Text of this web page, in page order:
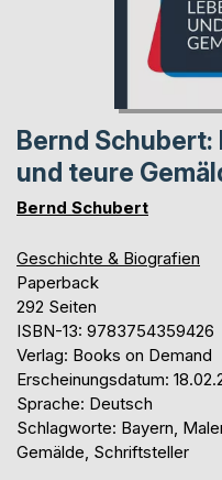
Bernd
und teure
Bernd Schubert
Geschichte & Biografien
Paperback
292 Seiten
ISBN-13: 9783754359426
Verlag: Books on Demand
Erscheinungsdatum:
Sprache: Deutsch
Schlagworte: Bayern,
Gemälde, Schriftsteller